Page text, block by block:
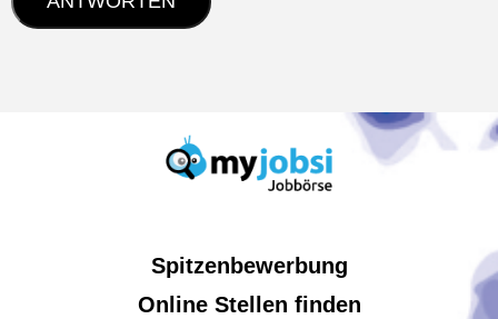
Spitzenbewerbung
Online Stellen finden